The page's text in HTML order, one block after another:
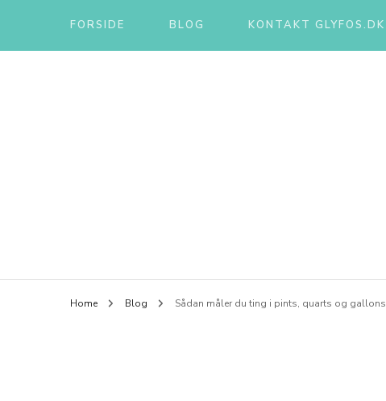
FORSIDE BLOG KONTAKT GLYFOS.DK
Home Blog Sådan måler du ting i pints, quarts og gallons